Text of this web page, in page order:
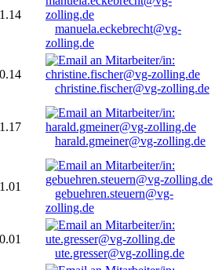
1.14
manuela.eckebrecht@vg-
zolling.de
0.14
christine.fischer@vg-zolling.de
1.17
harald.gmeiner@vg-zolling.de
1.01
gebuehren.steuern@vg-
zolling.de
0.01
ute.gresser@vg-zolling.de